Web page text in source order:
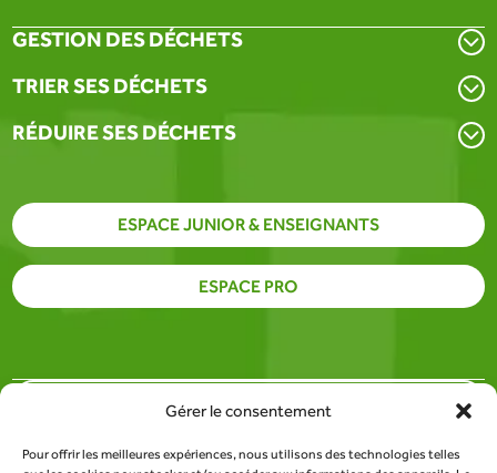
Gérer le consentement
Pour offrir les meilleures expériences, nous utilisons des technologies telles
GESTION DES DÉCHETS
TRIER SES DÉCHETS
RÉDUIRE SES DÉCHETS
ESPACE JUNIOR & ENSEIGNANTS
ESPACE PRO
PARTENAIRES
SITE DU SDEE DE LA LOZÈRE